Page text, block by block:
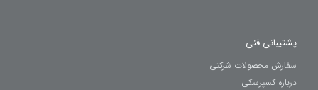
پشتیبانی فنی
سفارش محصولات شرکتی
درباره کسپرسکی